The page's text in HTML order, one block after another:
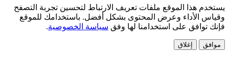
يستخدم هذا الموقع ملفات تعريف الارتباط لتحسين تجربة التصفح
وقياس الأداء وعرض المحتوى بشكل أفضل. باستخدامك للموقع
فإنك توافق على استخدامنا لها وفق سياسة الخصوصية.
موافق إغلاق